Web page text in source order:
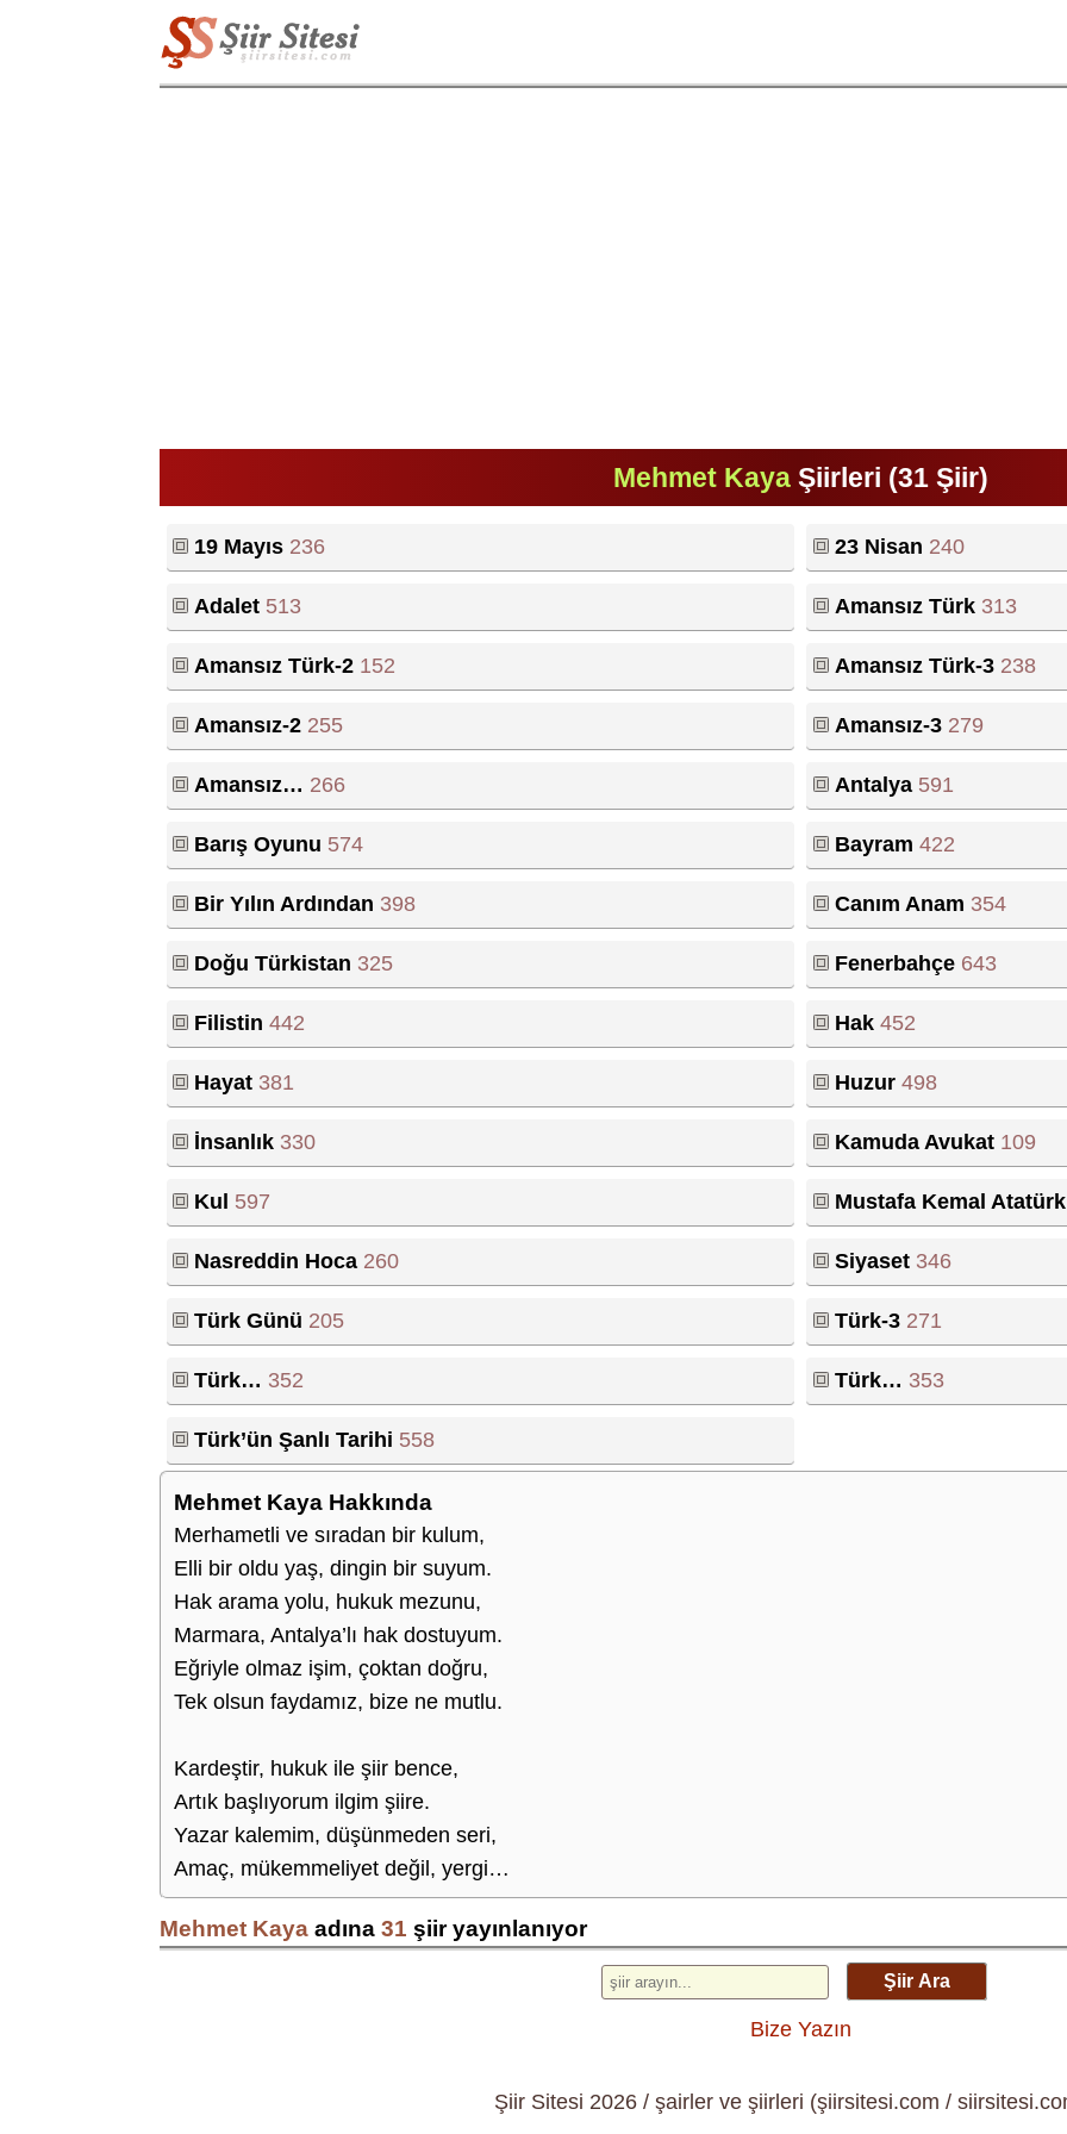
Mehmet KayaŞiirleri (31 Şiir)
19 Mayıs 236 23 Nisan 240
Adalet 513 Amansız Türk 313
Amansız Türk-2 152 Amansız Türk-3 238
Amansız-2 255 Amansız-3 279
Amansız… 266 Antalya 591
Barış Oyunu 574 Bayram 422
Bir Yılın Ardından 398 Canım Anam 354
Doğu Türkistan 325 Fenerbahçe 643
Filistin 442 Hak 452
Hayat 381 Huzur 498
İnsanlık 330 Kamuda Avukat 109
Kul 597 Mustafa Kemal Atatürk
Nasreddin Hoca 260 Siyaset 346
Türk Günü 205 Türk-3 271
Türk… 352 Türk… 353
Türk’ün Şanlı Tarihi 558
Mehmet Kaya Hakkında
Merhametli ve sıradan bir kulum,
Elli bir oldu yaş, dingin bir suyum.
Hak arama yolu, hukuk mezunu,
Marmara, Antalya’lı hak dostuyum.
Eğriyle olmaz işim, çoktan doğru,
Tek olsun faydamız, bize ne mutlu.
Kardeştir, hukuk ile şiir bence,
Artık başlıyorum ilgim şiire.
Yazar kalemim, düşünmeden seri,
Amaç, mükemmeliyet değil, yergi…
Mehmet Kaya adına31 şiir yayınlanıyor
Şiir Ara
Bize Yazın
Şiir Sitesi 2026 / şairler ve şiirleri (şiirsitesi.com /